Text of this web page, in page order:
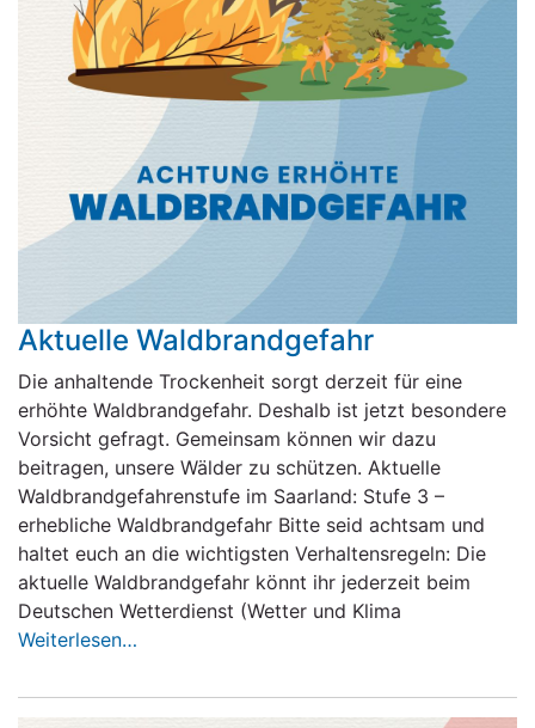
Aktuelle Waldbrandgefahr
Die anhaltende Trockenheit sorgt derzeit für eine
erhöhte Waldbrandgefahr. Deshalb ist jetzt besondere
Vorsicht gefragt. Gemeinsam können wir dazu
beitragen, unsere Wälder zu schützen. Aktuelle
Waldbrandgefahrenstufe im Saarland: Stufe 3 –
erhebliche Waldbrandgefahr Bitte seid achtsam und
haltet euch an die wichtigsten Verhaltensregeln: Die
aktuelle Waldbrandgefahr könnt ihr jederzeit beim
Deutschen Wetterdienst (Wetter und Klima
Weiterlesen…